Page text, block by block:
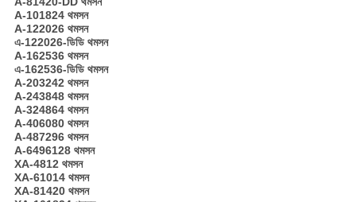
A-101824 থমসন
A-122026 থমসন
এ-122026-ডিডি থমসন
A-162536 থমসন
এ-162536-ডিডি থমসন
A-203242 থমসন
A-243848 থমসন
A-324864 থমসন
A-406080 থমসন
A-487296 থমসন
A-6496128 থমসন
XA-4812 থমসন
XA-61014 থমসন
XA-81420 থমসন